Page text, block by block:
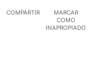
COMPARTIR
MARCAR
COMO
INAPROPIADO